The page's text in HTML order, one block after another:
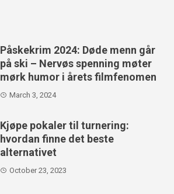
Påskekrim 2024: Døde menn går
på ski – Nervøs spenning møter
mørk humor i årets filmfenomen
March 3, 2024
Kjøpe pokaler til turnering:
hvordan finne det beste
alternativet
October 23, 2023